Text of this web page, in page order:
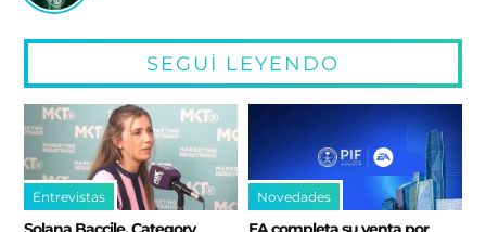
SEGUÍ LEYENDO
Entrevistas Novedades